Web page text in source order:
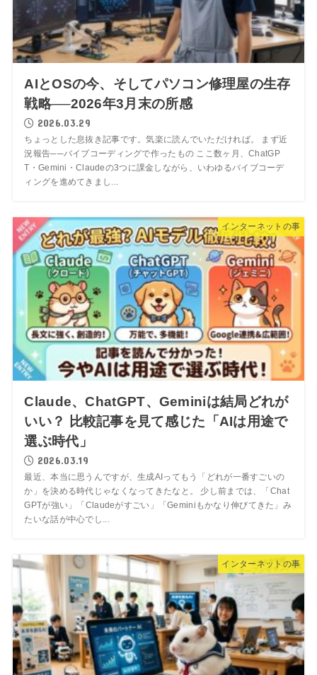
AIとOSの今、そしてパソコン修理屋の生存
戦略──2026年3月末の所感
2026.03.29
ちょっとした息抜き記事です。気楽に読んでいただければ。 まず近
況報告──バイブコーディングで作ったもの ここ数ヶ月、ChatGP
T・Gemini・Claudeの3つに課金しながら、いわゆるバイブコーデ
ィングを進めてきまし...
インターネットの事
Claude、ChatGPT、Geminiは結局どれが
いい？ 比較記事を見て感じた「AIは用途で
選ぶ時代」
2026.03.19
最近、本当に思うんですが、生成AIってもう「どれが一番すごいの
か」を決める時代じゃなくなってきたなと。 少し前までは、「Chat
GPTが強い」「Claudeがすごい」「Geminiもかなり伸びてきた」み
たいな話が中心でし...
インターネットの事